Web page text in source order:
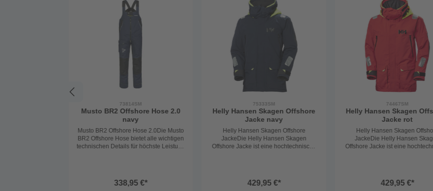
73814SM
Musto BR2 Offshore Hose 2.0
navy
Musto BR2 Offshore Hose 2.0Die Musto
BR2 Offshore Hose bietet alle wichtigen
technischen Details für höchste Leistung
Wetterbedingungen.Technische
338,95 €*
75333SM
Helly Hansen Skagen Offshore
Jacke navy
Helly Hansen Skagen Offshore
JackeDie Helly Hansen Skagen
Offshore Jacke ist eine hochtechnische
anspruchsvolle Segelbedingungen
429,95 €*
74467SM
Helly Hansen Skagen
Jacke rot
Helly Hansen Skagen
JackeDie Helly Hansen
Offshore Jacke ist eine
anspruchsvolle429,95 €*